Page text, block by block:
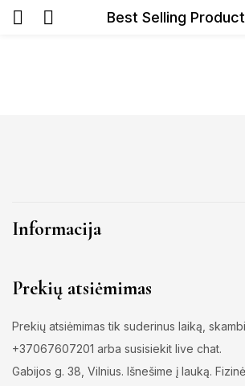
Best Selling
Informacija
Prekių atsiėmimas
Prekių atsiėmimas tik suderinus laiką,
+37067607201 arba susisiekit live chat.
Gabijos g. 38, Vilnius. Išnešime į lauką.